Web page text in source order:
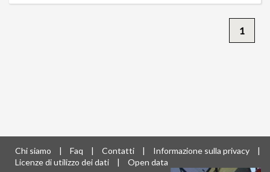
1
Chi siamo | Faq | Contatti | Informazione sulla privacy
|
Licenze di utilizzo dei dati
| Open data